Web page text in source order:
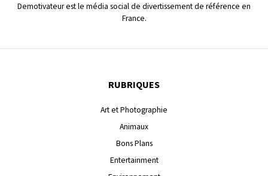
Demotivateur est le média social de divertissement de référence en
France.
RUBRIQUES
Art et Photographie
Animaux
Bons Plans
Entertainment